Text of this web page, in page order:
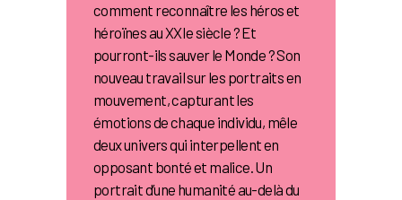
comment reconnaître les héros et
héroïnes au XXIe siècle ? Et
pourront-ils sauver le Monde ? Son
nouveau travail sur les portraits en
mouvement, capturant les
émotions de chaque individu, mêle
deux univers qui interpellent en
opposant bonté et malice. Un
portrait d’une humanité au-delà du